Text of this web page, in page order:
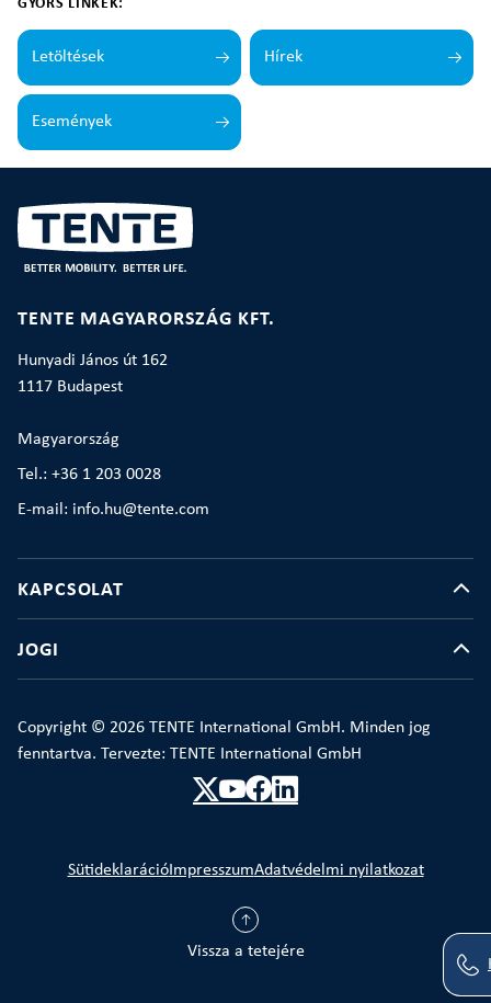
GYORS LINKEK:
Letöltések Hírek
Események
TENTE MAGYARORSZÁG KFT.
Hunyadi János út 162
1117 Budapest
Magyarország
Tel.: +36 1 203 0028
E-mail: info.hu@tente.com
KAPCSOLAT
JOGI
Copyright © 2026 TENTE International GmbH. Minden jog
fenntartva. Tervezte: TENTE International GmbH
Vissza a tetejére
SütideklarációImpresszumAdatvédelmi nyilatkozat